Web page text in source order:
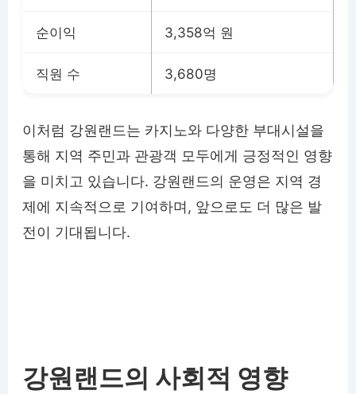
순이익 3,358억 원
직원 수 3,680명
이처럼 강원랜드는 카지노와 다양한 부대시설을
통해 지역 주민과 관광객 모두에게 긍정적인 영향
을 미치고 있습니다. 강원랜드의 운영은 지역 경
제에 지속적으로 기여하며, 앞으로도 더 많은 발
전이 기대됩니다.
강원랜드의 사회적 영향